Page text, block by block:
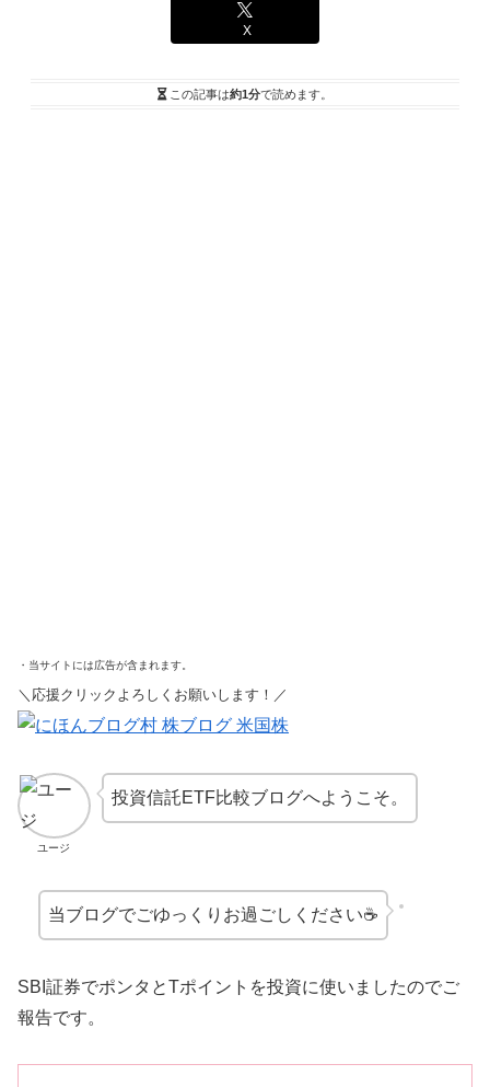
X
この記事は約1分で読めます。
・当サイトには広告が含まれます。
＼応援クリックよろしくお願いします！／
ユージ
投資信託ETF比較ブログへようこそ。
当ブログでごゆっくりお過ごしください☕
SBI証券でポンタとTポイントを投資に使いましたのでご
報告です。